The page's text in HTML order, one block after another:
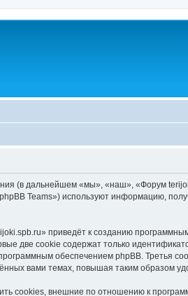
(в дальнейшем «мы», «наш», «Форум
Teams») используют информацию,
приведёт к созданию
две cookie содержат только
обеспечением phpBB. Третья
вами темах, повышая таким образом
cookies, внешние по отношению к